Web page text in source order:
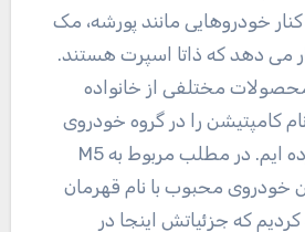
نام این ام5 را کنار خودروهایی مانند پورشه، مک
می دهد که ذاتا اسپرت هستند.
مختلفی از خانواده
کامپتیشن را در گروه خودروی
عصر ایران معرفی کرده ایم. در مطلب مربوط به M5
2019 از این خودروی محبوب با نام قهرمان
وزن 2019 یاد کردیم که جزئیاتش اینجا در